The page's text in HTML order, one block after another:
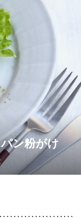
ン粉がけ